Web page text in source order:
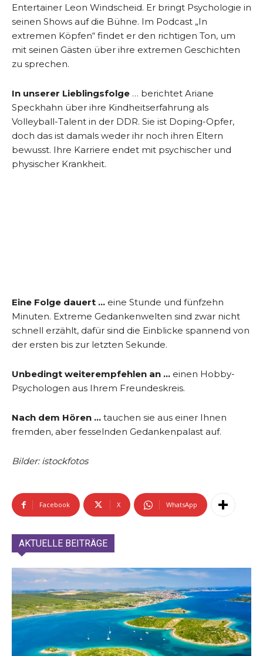
Entertainer Leon Windscheid. Er bringt Psychologie in
seinen Shows auf die Bühne. Im Podcast „In
extremen Köpfen“ findet er den richtigen Ton, um
mit seinen Gästen über ihre extremen Geschichten
zu sprechen.
In unserer Lieblingsfolge … berichtet Ariane
Speckhahn über ihre Kindheitserfahrung als
Volleyball-Talent in der DDR. Sie ist Doping-Opfer,
doch das ist damals weder ihr noch ihren Eltern
bewusst. Ihre Karriere endet mit psychischer und
physischer Krankheit.
Eine Folge dauert … eine Stunde und fünfzehn
Minuten. Extreme Gedankenwelten sind zwar nicht
schnell erzählt, dafür sind die Einblicke spannend von
der ersten bis zur letzten Sekunde.
Unbedingt weiterempfehlen an … einen Hobby-
Psychologen aus Ihrem Freundeskreis.
Nach dem Hören … tauchen sie aus einer Ihnen
fremden, aber fesselnden Gedankenpalast auf.
Bilder: istockfotos
Facebook X WhatsApp
AKTUELLE BEITRÄGE